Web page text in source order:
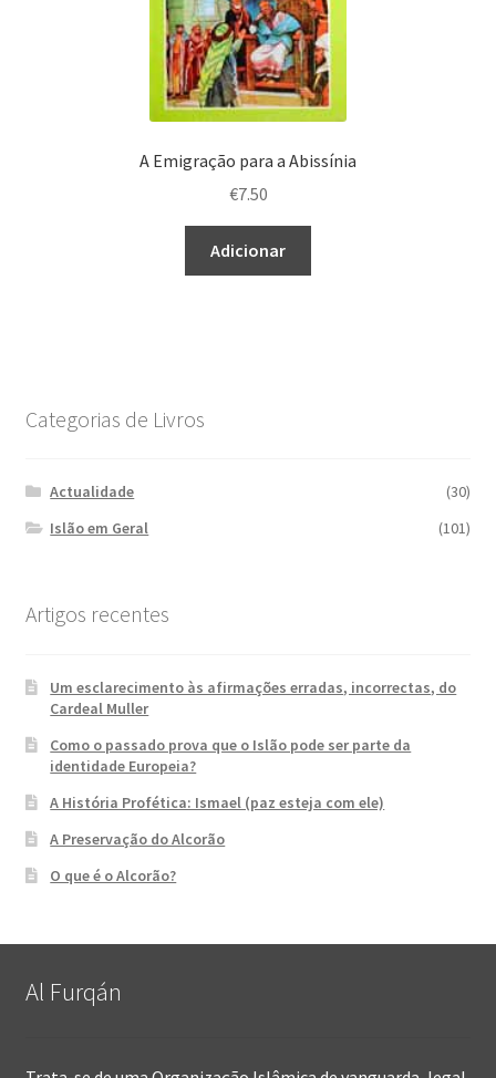
A Emigração para a Abissínia
€7.50
Adicionar
Categorias de Livros
Actualidade
(30)
Islão em Geral
(101)
Artigos recentes
Um esclarecimento às afirmações erradas, incorrectas, do
Cardeal Muller
Como o passado prova que o Islão pode ser parte da
identidade Europeia?
A História Profética: Ismael (paz esteja com ele)
A Preservação do Alcorão
O que é o Alcorão?
Al Furqán